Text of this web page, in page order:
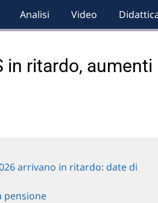
Analisi Video
in ritardo, aumenti
arrivano in ritardo: date di
pensione